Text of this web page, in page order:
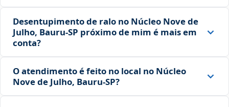
Desentupimento de ralo no Núcleo Nove de
Julho, Bauru‑SP próximo de mim é mais em
conta?
O atendimento é feito no local no Núcleo
Nove de Julho, Bauru‑SP?